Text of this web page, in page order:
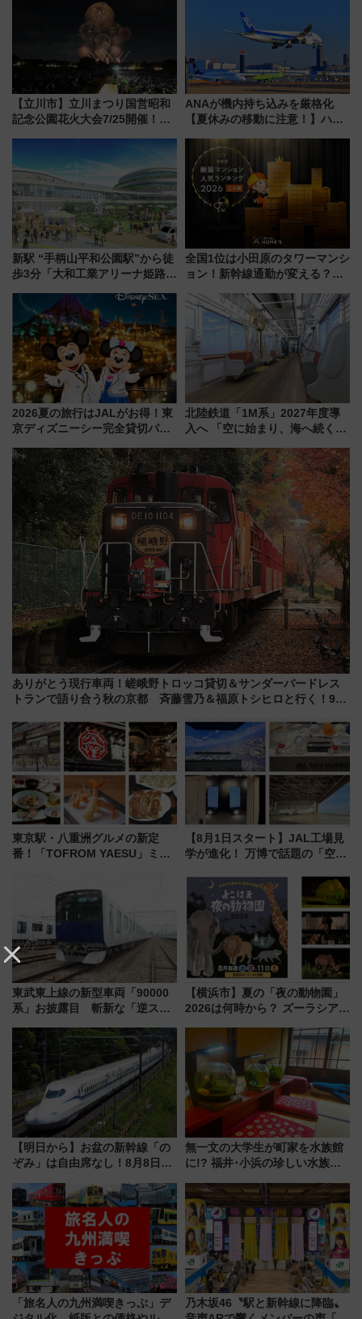
【立川市】立川まつり国営昭和
記念公園花火大会7/25開催！
ANAが機内持ち込みを厳格化
【夏休みの移動に注意！】ハン
「身の回り品」新サイズ制限
(40×30×20cm)おさらい
新駅 “手柄山平和公園駅”から徒
歩3分「大和工業アリーナ姫路」
大相撲巡業など 豪華イベントと
アクセス
全国1位は小田原のタワーマンシ
ョン！新幹線通勤が変える？
【新築マンション人気ランキン
グ】
2026夏の旅行はJALがお得！東
京ディズニーシー完全貸切パー
ーン始まる 条件は「夏の国内
線に2回搭乗」
北陸鉄道「1M系」2027年度導
入へ 「空に始まり、海へ続く」
神秘的なデザイン
ありがとう現行車両！嵯峨野トロッコ貸切＆サンダーバードレス
トランで語り合う秋の京都 斉藤雪乃＆福原トシヒロと行く！9月
東京駅・八重洲グルメの新定
番！「TOFROM YAESU」ミシ
剖！（9/10開業）
【8月1日スタート】JAL工場見
学が進化！ 万博で話題の「空飛
限定の歴代制服仮想試着体験も
レポート
東武東上線の新型車両「90000
系」お披露目 斬新な「逆スラ
放的な車内空間に注目、デビュ
ーは9月
【横浜市】夏の「夜の動物園」
2026は何時から？ ズーラシア・
見どころ、限定イベントを徹底
解説！
【明日から】お盆の新幹線「の
ぞみ」は自由席なし！8月8日午
せば空きが見つかることも 混
雑避ける「空席」探しのコツ
無一文の大学生が町家を水族館
に!? 福井･小浜の珍しい水族
作体験、鯖街道の御食国など 小
浜観光レポ 第2弾
「旅名人の九州満喫きっぷ」デ
乃木坂46〝駅と新幹線に降臨〟